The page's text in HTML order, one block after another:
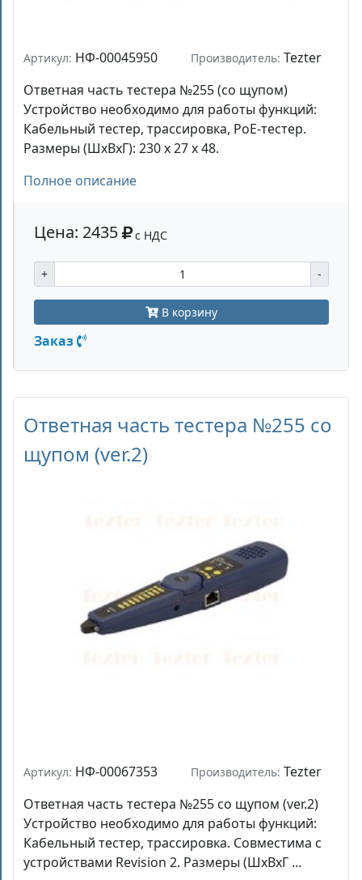
Артикул: НФ-00045950 Производитель: Tezter
Ответная часть тестера №255 (со щупом)
Устройство необходимо для работы функций:
Кабельный тестер, трассировка, PoE-тестер.
Размеры (ШхВхГ): 230 х 27 х 48.
Полное описание
Цена: 2435 с НДС
+ -
В корзину
Заказ
Ответная часть тестера №255 со
щупом (ver.2)
Артикул: НФ-00067353 Производитель: Tezter
Ответная часть тестера №255 со щупом (ver.2)
Устройство необходимо для работы функций:
Кабельный тестер, трассировка. Совместима с
устройствами Revision 2. Размеры (ШхВхГ ...